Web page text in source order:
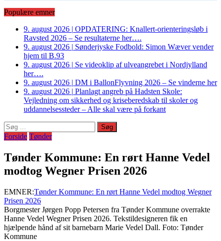
Populære emner
9. august 2026 | OPDATERING: Knallert-orienteringsløb i
Ravsted 2026 – Se resultaterne her….
9. august 2026 | Sønderjyske Fodbold: Simon Wæver vender
hjem til B.93
9. august 2026 | Se videoklip af ulveangrebet i Nordjylland
her….
9. august 2026 | DM i BallonFlyvning 2026 – Se vinderne her
9. august 2026 | Planlagt angreb på Hadsten Skole:
Vejledning om sikkerhed og kriseberedskab til skoler og
uddannelsessteder – Alle skal være på forkant
Søg
efter:
Forside Tønder
Tønder Kommune: En rørt Hanne Vedel
modtog Wegner Prisen 2026
EMNER:Tønder Kommune: En rørt Hanne Vedel modtog Wegner
Prisen 2026
Borgmester Jørgen Popp Petersen fra Tønder Kommune overrakte
Hanne Vedel Wegner Prisen 2026. Tekstildesigneren fik en
hjælpende hånd af sit barnebarn Marie Vedel Dall. Foto: Tønder
Kommune